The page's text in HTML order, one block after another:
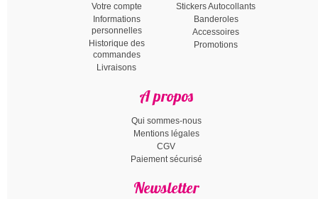
Votre compte
Informations
personnelles
Historique des
commandes
Livraisons
Stickers Autocollants
Banderoles
Accessoires
Promotions
A propos
Qui sommes-nous
Mentions légales
CGV
Paiement sécurisé
Newsletter